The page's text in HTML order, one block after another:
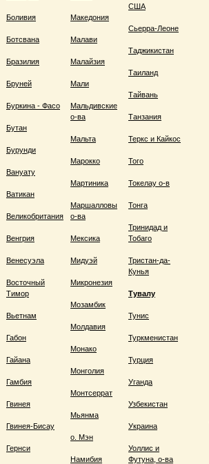
Боливия
Ботсвана
Бразилия
Бруней
Буркина - Фасо
Бутан
Бурунди
Вануату
Ватикан
Великобритания
Венгрия
Венесуэла
Восточный
Тимор
Вьетнам
Габон
Гайана
Гамбия
Гвинея
Гвинея-Бисау
Гернси
Македония
Малави
Малайзия
Мали
Мальдивские
о-ва
Мальта
Марокко
Мартиника
Маршалловы
о-ва
Мексика
Мидуэй
Микронезия
Мозамбик
Молдавия
Монако
Монголия
Монтсеррат
Мьянма
о. Мэн
Намибия
США
Сьерра-Леоне
Таджикистан
Таиланд
Тайвань
Танзания
Теркс и Кайкос
Того
Токелау о-в
Тонга
Тринидад и
Тобаго
Тристан-да-
Кунья
Тувалу
Тунис
Туркменистан
Турция
Уганда
Узбекистан
Украина
Уоллис и
Футуна, о-ва